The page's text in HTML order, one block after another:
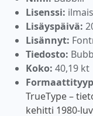
Lisenssi:
Lisäyspäivä:
Lisännyt:
Tiedosto:
Koko: 40,19 kt
TrueType –
kehitti 1980-